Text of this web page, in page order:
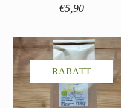
€5,90
RABATT